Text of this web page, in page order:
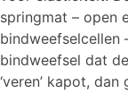
springmat – open
bindweefselcellen
bindweefsel dat
‘veren’ kapot,